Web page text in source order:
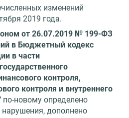
изменений
2019 года.
от 26.07.2019 № 199-ФЗ
в Бюджетный кодекс
в части
контроля,
контроля и внутреннего
по-новому определено
дополнено